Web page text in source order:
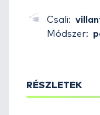
Csali:
Módszer:
RÉSZLETEK